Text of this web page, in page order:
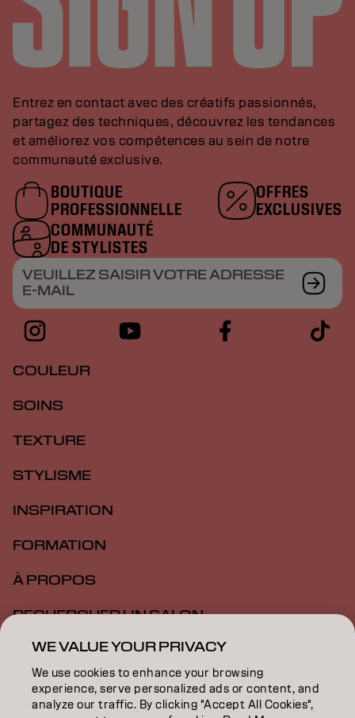
Entrez en contact avec des créatifs passionnés,
partagez des techniques, découvrez les tendances
et améliorez vos compétences au sein de notre
communauté exclusive.
BOUTIQUE
PROFESSIONNELLE
OFFRES
EXCLUSIVES
COMMUNAUTÉ
DE STYLISTES
VEUILLEZ SAISIR VOTRE ADRESSE
E-MAIL
COULEUR
SOINS
TEXTURE
STYLISME
INSPIRATION
FORMATION
À PROPOS
RECHERCHER UN SALON
DEVENIR PARTENAIRE
CONTACTEZ-NOUS
WE VALUE YOUR PRIVACY
We use cookies to enhance your browsing
experience, serve personalized ads or content, and
analyze our traffic. By clicking "Accept All Cookies",